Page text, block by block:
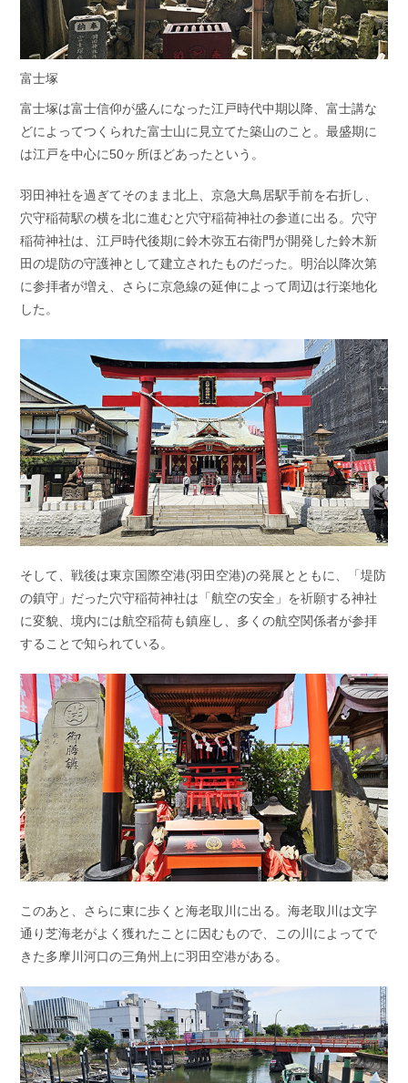
富士塚
富士塚は富士信仰が盛んになった江戸時代中期以降、富士講な
どによってつくられた富士山に見立てた築山のこと。最盛期に
は江戸を中心に50ヶ所ほどあったという。
羽田神社を過ぎてそのまま北上、京急大鳥居駅手前を右折し、
穴守稲荷駅の横を北に進むと穴守稲荷神社の参道に出る。穴守
稲荷神社は、江戸時代後期に鈴木弥五右衛門が開発した鈴木新
田の堤防の守護神として建立されたものだった。明治以降次第
に参拝者が増え、さらに京急線の延伸によって周辺は行楽地化
した。
そして、戦後は東京国際空港(羽田空港)の発展とともに、「堤防
の鎮守」だった穴守稲荷神社は「航空の安全」を祈願する神社
に変貌、境内には航空稲荷も鎮座し、多くの航空関係者が参拝
することで知られている。
このあと、さらに東に歩くと海老取川に出る。海老取川は文字
通り芝海老がよく獲れたことに因むもので、この川によってで
きた多摩川河口の三角州上に羽田空港がある。